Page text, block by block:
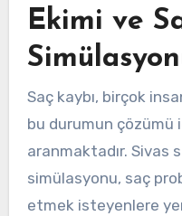
Ekimi ve
Saç kaybı, birçok
bu durumun çözümü
aranmaktadır. Sivas
simülasyonu, saç
etmek isteyenlere